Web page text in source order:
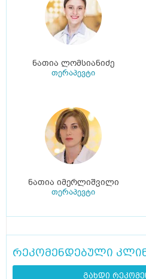
ნათია ლომსიანიძე
თერაპევტი
ნათია იმერლიშვილი
თერაპევტი
რეკომენდებული
გახდი